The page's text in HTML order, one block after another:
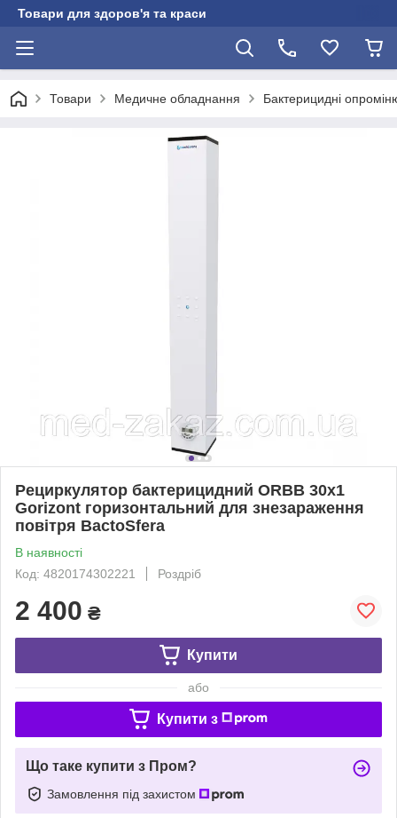
Товари для здоров'я та краси
Товари Медичне обладнання Бактерицидні
Рециркулятор бактерицидний ORBB 30х1
Gorizont горизонтальний для знезараження
повітря BactoSfera
В наявності
Код: 4820174302221
Роздріб
2 400 ₴
Купити
або
Купити з
Що таке купити з Пром?
Замовлення під захистом